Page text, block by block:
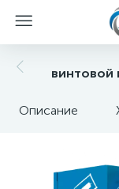
винтовой
Описание